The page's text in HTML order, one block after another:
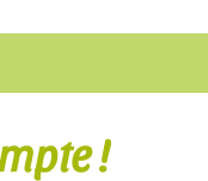
!